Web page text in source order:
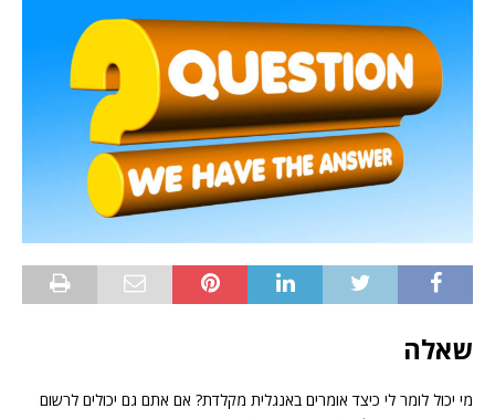
שאלה
מי יכול לומר לי כיצד אומרים באנגלית מקלדת? אם אתם גם יכולים לרשום